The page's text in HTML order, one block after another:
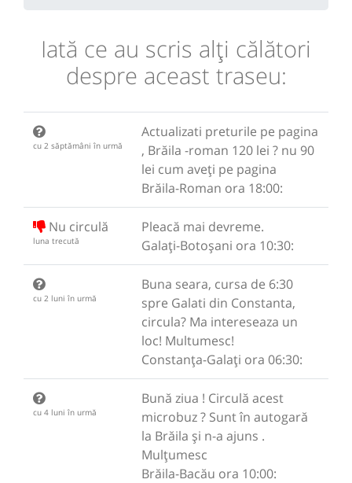
Iată ce au scris alţi călători
despre aceast traseu:
cu 2 săptămâni în urmă
Actualizati preturile pe pagina
, Brăila -roman 120 lei ? nu 90
lei cum aveți pe pagina
Brăila-Roman ora 18:00:
Nu circulă
luna trecută
Pleacă mai devreme.
Galați-Botoșani ora 10:30:
cu 2 luni în urmă
Buna seara, cursa de 6:30
spre Galati din Constanta,
circula? Ma intereseaza un
loc! Multumesc!
Constanța-Galați ora 06:30:
cu 4 luni în urmă
Bună ziua ! Circulă acest
microbuz ? Sunt în autogară
la Brăila și n-a ajuns .
Mulțumesc
Brăila-Bacău ora 10:00: